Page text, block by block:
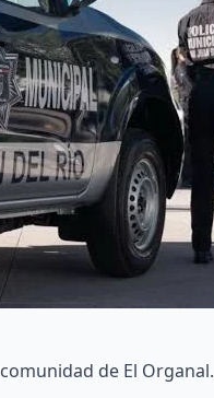
de El Organal.